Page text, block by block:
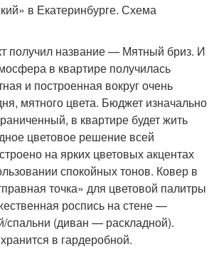
в Екатеринбурге. Схема
получил название — Мятный бриз. И
в квартире получилась
и построенная вокруг очень
мятного цвета. Бюджет изначально
в квартире будет жить
цветовое решение всей
на ярких цветовых акцентах
спокойных тонов. Ковер в
точка» для цветовой палитры
роспись на стене —
спальни (диван — раскладной).
в гардеробной.